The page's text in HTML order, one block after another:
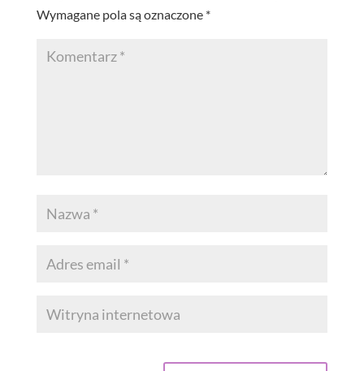
Wymagane pola są oznaczone *